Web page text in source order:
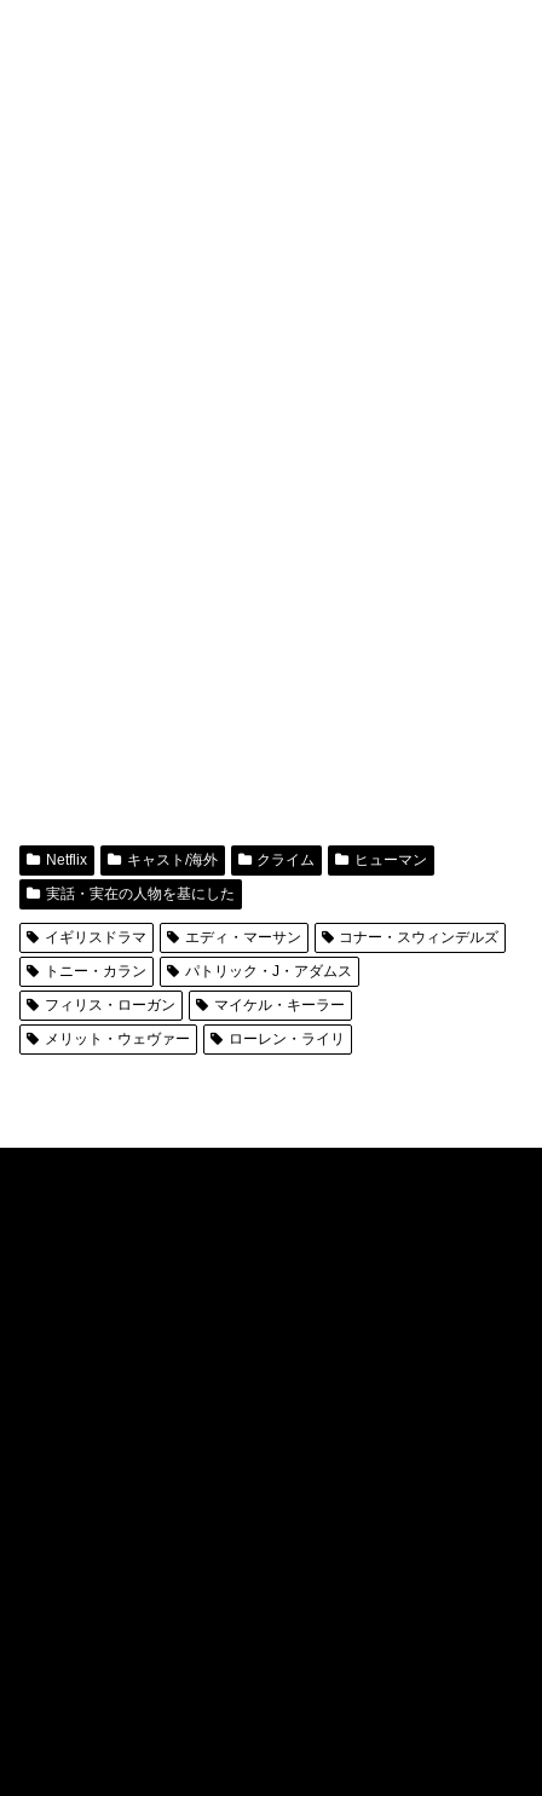
Netflix キャスト/海外 クライム
ヒューマン
実話・実在の人物を基にした
イギリスドラマ エディ・マーサン
コナー・スウィンデルズ
トニー・カラン
パトリック・J・アダムス
フィリス・ローガン
マイケル・キーラー
メリット・ウェヴァー
ローレン・ライリ